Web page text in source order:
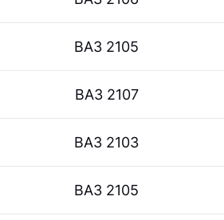
ВАЗ 2105
ВАЗ 2107
ВАЗ 2103
ВАЗ 2105